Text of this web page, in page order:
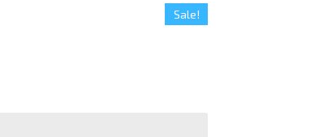
Sale!